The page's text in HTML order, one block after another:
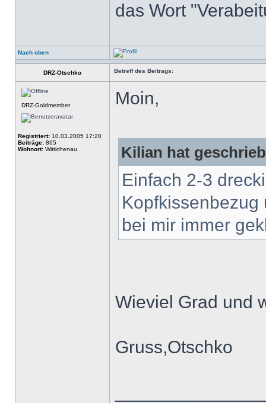
das Wort
Nach oben
DRZ-Otschko Betreff des Beitrags:
DRZ-Goldmember
Registriert: 10.03.2005 17:20
Beiträge: 865
Wohnort: Wittichenau
Moin,
Kilian hat
Einfach 2-3
Kopfkissenbezug
bei mir immer
Wieviel Grad und
Gruss,Otschko